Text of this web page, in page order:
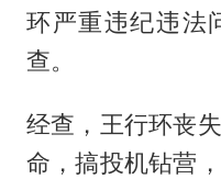
环严重违纪违法
查。
经查，王行环丧
命，搞投机钻营